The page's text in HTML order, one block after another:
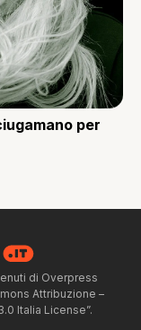
per
di Overpress
Attribuzione –
Italia License”.